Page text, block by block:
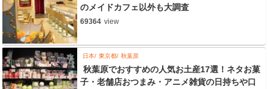
のメイドカフェ以外も大調査
69364 view
日本 東京都 秋葉原
秋葉原でおすすめの人気お土産17選！ネタお菓
子・老舗店おつまみ・アニメ雑貨の日持ちや口